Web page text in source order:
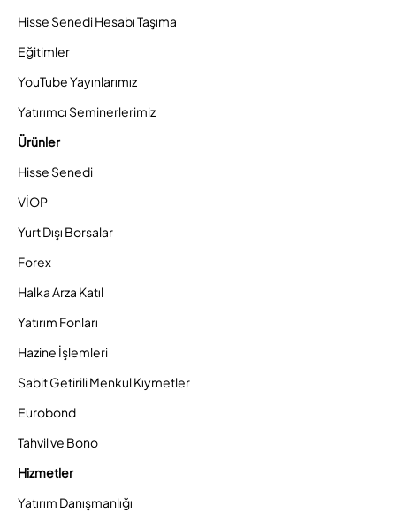
Hisse Senedi Hesabı Taşıma
Eğitimler
YouTube Yayınlarımız
Yatırımcı Seminerlerimiz
Ürünler
Hisse Senedi
VİOP
Yurt Dışı Borsalar
Forex
Halka Arza Katıl
Yatırım Fonları
Hazine İşlemleri
Sabit Getirili Menkul Kıymetler
Eurobond
Tahvil ve Bono
Hizmetler
Yatırım Danışmanlığı